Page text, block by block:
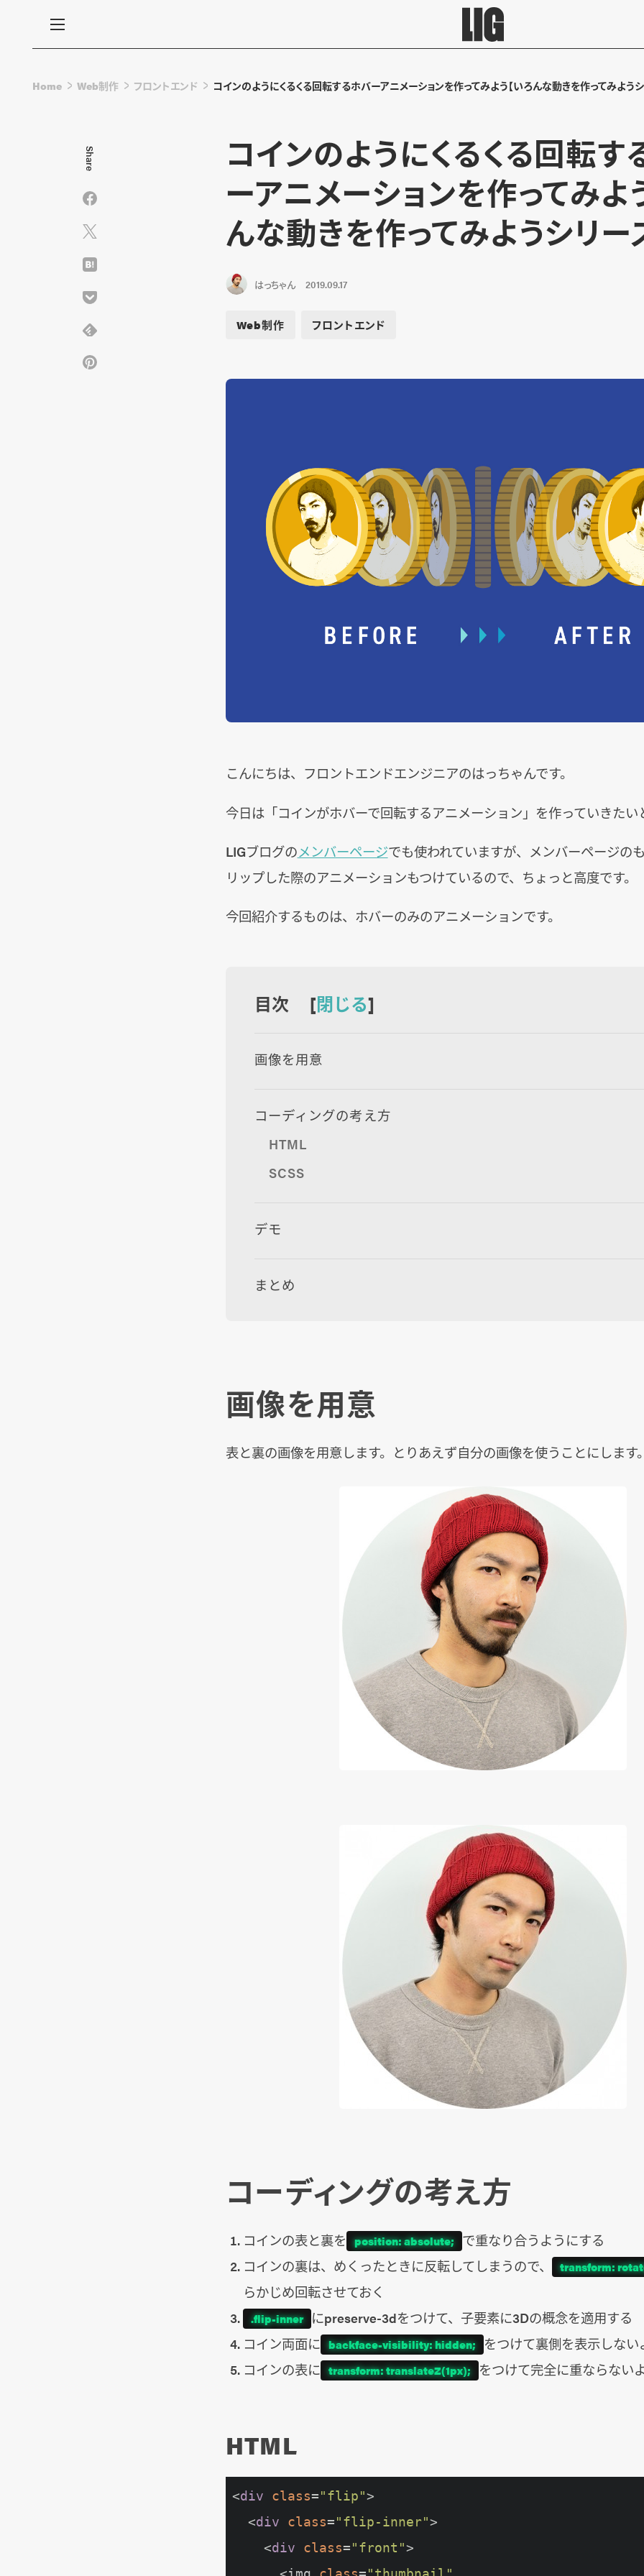
Home Web制作 フロントエンド コインのようにくるくる回転するホバーアニメーションを作ってみよう【いろんな動きを作ってみようシ
コインのようにくるくる回転す
ーアニメーションを作ってみよ
んな動きを作ってみようシリー
はっちゃん 2019.09.17
Web制作 フロントエンド
こんにちは、フロントエンドエンジニアのはっちゃんです。
今日は「コインがホバーで回転するアニメーション」を作っていきたい
LIGブログのメンバーページでも使われていますが、メンバーページの
リップした際のアニメーションもつけているので、ちょっと高度です。
今回紹介するものは、ホバーのみのアニメーションです。
目次 [閉じる]
画像を用意
コーディングの考え方
HTML
SCSS
デモ
まとめ
画像を用意
表と裏の画像を用意します。とりあえず自分の画像を使うことにします
コーディングの考え方
コインの表と裏を position: absolute; で重なり合うようにする
コインの裏は、めくったときに反転してしまうので、 transform:
らかじめ回転させておく
.flip-inner
にpreserve-3dをつけて、子要素に3Dの概念を適用する
コイン両面に backface-visibility: hidden;
をつけて裏側を表示しな
コインの表に transform: translateZ(1px); をつけて完全に重ならない
HTML
<div class="flip">
  <
div class="flip-inner">
    <
div class="front">
Share